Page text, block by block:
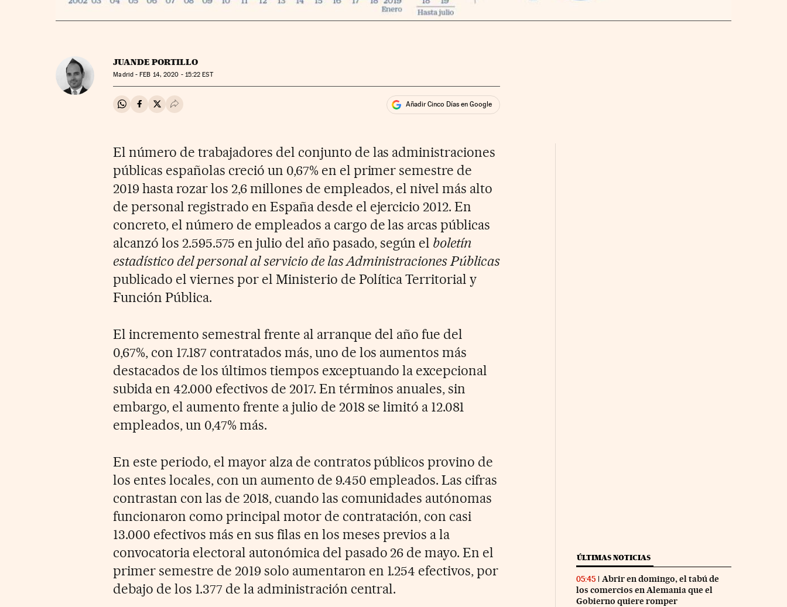
JUANDE PORTILLO
Madrid -FEB 14, 2020 - 15:22 EST
Compartir en Whatsapp
Compartir en Facebook
Compartir en Twitter
Desplegar Redes Sociales Añadir Cinco Días en Google
El número de trabajadores del conjunto de las administraciones
públicas españolas creció un 0,67% en el primer semestre de
2019 hasta rozar los 2,6 millones de empleados, el nivel más alto
de personal registrado en España desde el ejercicio 2012. En
concreto, el número de empleados a cargo de las arcas públicas
alcanzó los 2.595.575 en julio del año pasado, según el boletín
estadístico del personal al servicio de las Administraciones Públicas
publicado el viernes por el Ministerio de Política Territorial y
Función Pública.
El incremento semestral frente al arranque del año fue del
0,67%, con 17.187 contratados más, uno de los aumentos más
destacados de los últimos tiempos exceptuando la excepcional
subida en 42.000 efectivos de 2017. En términos anuales, sin
embargo, el aumento frente a julio de 2018 se limitó a 12.081
empleados, un 0,47% más.
En este periodo, el mayor alza de contratos públicos provino de
los entes locales, con un aumento de 9.450 empleados. Las cifras
contrastan con las de 2018, cuando las comunidades autónomas
funcionaron como principal motor de contratación, con casi
13.000 efectivos más en sus filas en los meses previos a la
convocatoria electoral autonómica del pasado 26 de mayo. En el
primer semestre de 2019 solo aumentaron en 1.254 efectivos, por
debajo de los 1.377 de la administración central.
ÚLTIMAS NOTICIAS
05:45
Abrir en domingo, el tabú de
los comercios en Alemania que el
Gobierno quiere romper